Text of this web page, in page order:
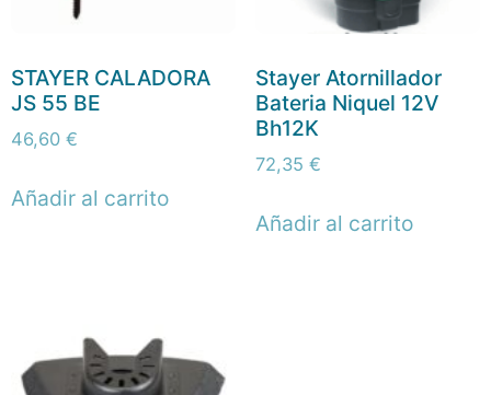
STAYER CALADORA
JS 55 BE
46,60 €
Añadir al carrito
Stayer Atornillador
Bateria Niquel 12V
Bh12K
72,35 €
Añadir al carrito